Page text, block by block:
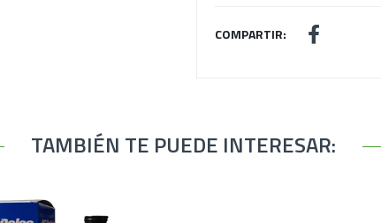
COMPARTIR:
TAMBIÉN TE PUEDE INTERESAR: